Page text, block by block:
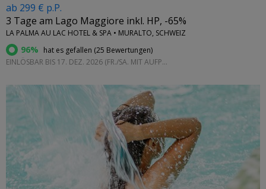
ab 299 € p.P.
3 Tage am Lago Maggiore inkl. HP, -65%
LA PALMA AU LAC HOTEL & SPA • MURALTO, SCHWEIZ
96% hat es gefallen (25 Bewertungen)
EINLÖSBAR BIS 17. DEZ. 2026 (FR./SA. MIT AUFPREIS)